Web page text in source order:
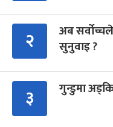
२
अब
सुनुवाइ ?
३ गुन्डुमा